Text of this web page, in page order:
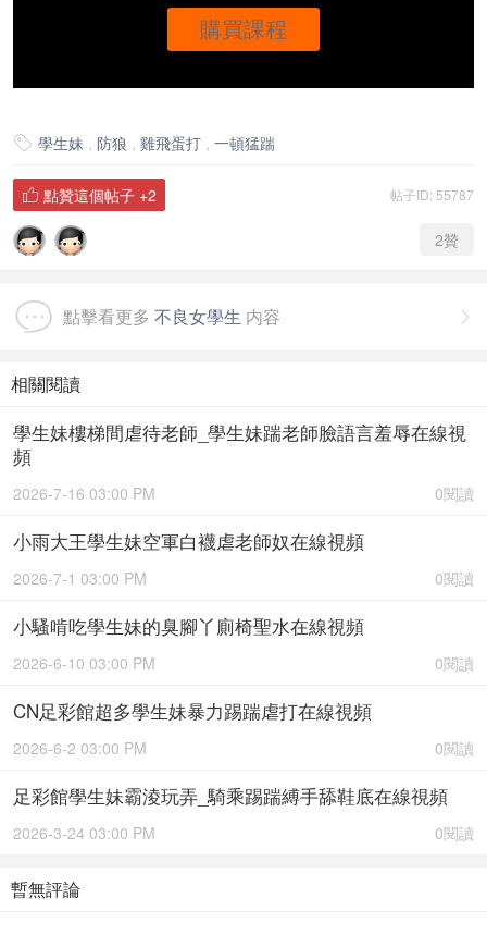
購買課程
 學生妹 , 防狼 , 雞飛蛋打 , 一頓猛踹
帖子ID: 55787
 點贊這個帖子 +2
2贊

點擊看更多 不良女學生 内容
相關閱讀
學生妹樓梯間虐待老師_學生妹踹老師臉語言羞辱在線視
頻
0閱讀
2026-7-16 03:00 PM
小雨大王學生妹空軍白襪虐老師奴在線視頻
0閱讀
2026-7-1 03:00 PM
小騷啃吃學生妹的臭腳丫廁椅聖水在線視頻
0閱讀
2026-6-10 03:00 PM
CN足彩館超多學生妹暴力踢踹虐打在線視頻
0閱讀
2026-6-2 03:00 PM
足彩館學生妹霸淩玩弄_騎乘踢踹縛手舔鞋底在線視頻
0閱讀
2026-3-24 03:00 PM
暫無評論